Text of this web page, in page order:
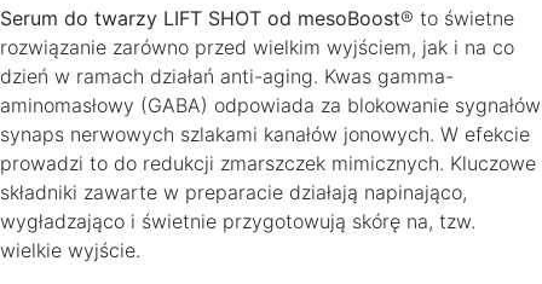
Serum do twarzy LIFT SHOT od mesoBoost® to świetne
rozwiązanie zarówno przed wielkim wyjściem, jak i na co
dzień w ramach działań anti-aging. Kwas gamma-
aminomasłowy (GABA) odpowiada za blokowanie sygnałów
synaps nerwowych szlakami kanałów jonowych. W efekcie
prowadzi to do redukcji zmarszczek mimicznych. Kluczowe
składniki zawarte w preparacie działają napinająco,
wygładzająco i świetnie przygotowują skórę na, tzw.
wielkie wyjście.